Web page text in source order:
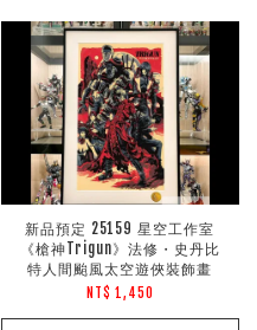
新品預定 25159 星空工作室
《槍神Trigun》法修・史丹比
特人間颱風太空遊俠裝飾畫
NT$ 1,450